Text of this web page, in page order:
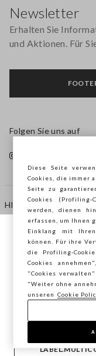
HILFE
AGENTUR
KONTAKTE
Newsletter
Erhalten Sie
und Aktionen. Für
Folgen Sie uns auf
Copyright ©
Sie surfen auf
Deutschland,
speichern?
Diese Seite
Cookies, die immer
Seite zu
Cookies
werden, dienen
erfassen, um Ihnen
Einklang mit
können. Für ihre
die Profiling-
Cookies
"Cookies
"Weiter ohne
unseren
Cookie